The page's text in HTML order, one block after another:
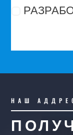
НАШ